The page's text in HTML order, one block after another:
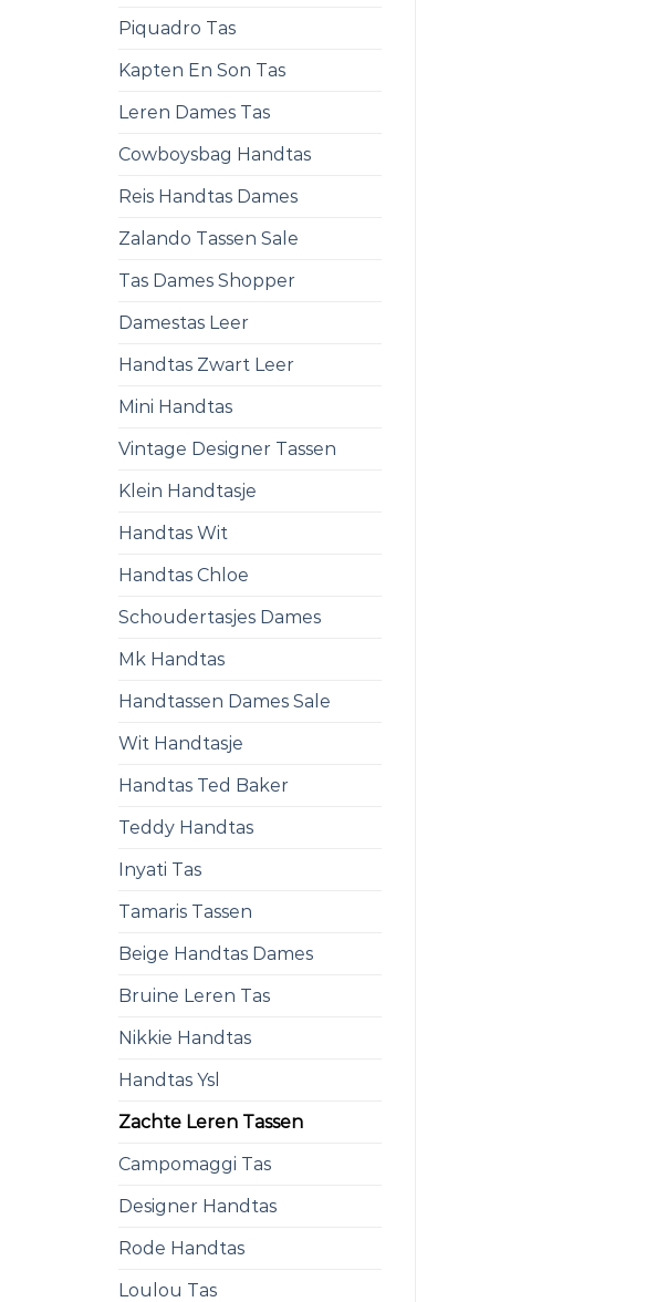
Piquadro Tas
Kapten En Son Tas
Leren Dames Tas
Cowboysbag Handtas
Reis Handtas Dames
Zalando Tassen Sale
Tas Dames Shopper
Damestas Leer
Handtas Zwart Leer
Mini Handtas
Vintage Designer Tassen
Klein Handtasje
Handtas Wit
Handtas Chloe
Schoudertasjes Dames
Mk Handtas
Handtassen Dames Sale
Wit Handtasje
Handtas Ted Baker
Teddy Handtas
Inyati Tas
Tamaris Tassen
Beige Handtas Dames
Bruine Leren Tas
Nikkie Handtas
Handtas Ysl
Zachte Leren Tassen
Campomaggi Tas
Designer Handtas
Rode Handtas
Loulou Tas